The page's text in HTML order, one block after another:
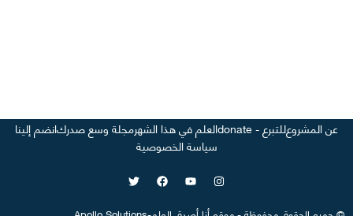
عن المشروعللتبرع - donate العلم في هذا الشهرمجلة وسع صدركانضم إلينا
سياسة الخصوصية